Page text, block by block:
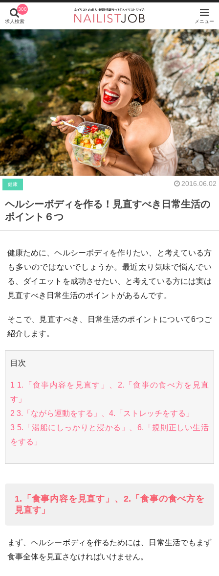
308
求人検索 メニュー
健康 2016.06.02
ヘルシーボディを作る！見直すべき日常生活の
ポイント６つ
健康ために、ヘルシーボディを作りたい、と考えている方
も多いのではないでしょうか。最近太り気味で悩んでい
る、ダイエットを成功させたい、と考えている方には実は
見直すべき日常生活のポイントがあるんです。
そこで、見直すべき、日常生活のポイントについて6つご
紹介します。
目次
1 1.「食事内容を見直す」、2.「食事の食べ方を見直
す」
2 3.「ながら運動をする」、4.「ストレッチをする」
3 5.「湯船にしっかりと浸かる」、6.「規則正しい生活
をする」
1.「食事内容を見直す」、2.「食事の食べ方を
見直す」
まず、ヘルシーボディを作るためには、日常生活でもまず
食事全体を見直さなければいけません。